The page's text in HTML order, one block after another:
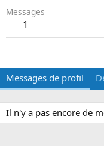
Messages
1
Messages de profil
Il n'y a pas encore de